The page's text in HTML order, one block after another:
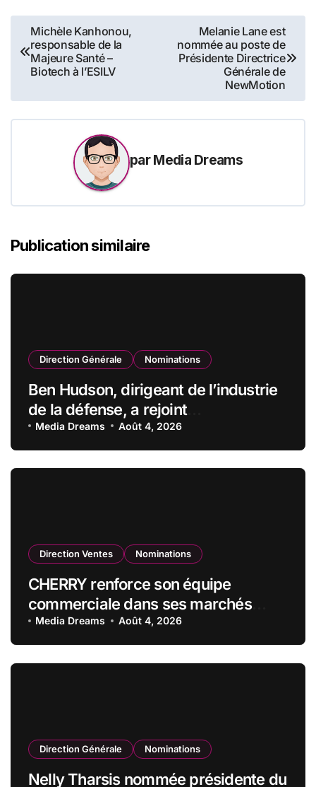
Navigation
de
l’article
Michèle Kanhonou,
responsable de la
Majeure Santé –
Biotech à l’ESILV
Melanie Lane est
nommée au poste de
Présidente Directrice
Générale de
NewMotion
parMedia Dreams
Publication similaire
Direction Générale Nominations
Ben Hudson, dirigeant de l’industrie
de la défense, a rejoint
CZECHOSLOVAK GROUP (CSG) en
qualité de vice-président du conseil
d’administration
Media Dreams Août 4, 2026
Direction Ventes Nominations
CHERRY renforce son équipe
commerciale dans ses marchés
stratégiques
Media Dreams Août 4, 2026
Direction Générale Nominations
Nelly Tharsis nommée présidente du